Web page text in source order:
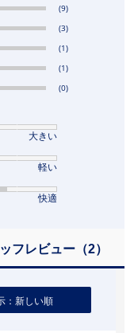
(9)
(3)
(1)
(1)
(0)
大きい
軽い
快適
フレビュー（2）
：新しい順